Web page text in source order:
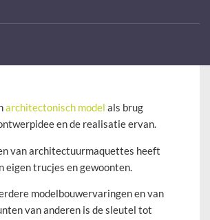
architectonisch model als brug
en de realisatie ervan.
van architectuurmaquettes heeft
eigen trucjes en gewoonten.
modelbouwervaringen en van
van anderen is de sleutel tot